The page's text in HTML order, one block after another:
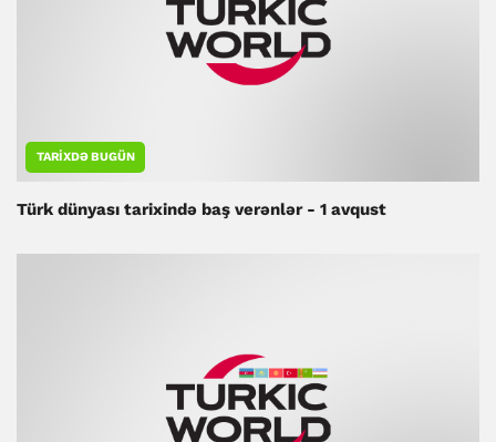
TARIXDƏ BUGÜN
Türk dünyası tarixində baş verənlər - 1 avqust